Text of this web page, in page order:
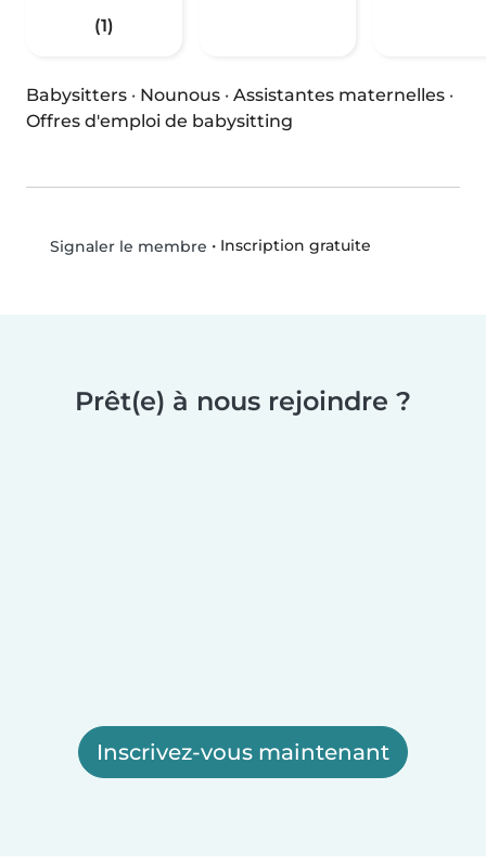
(1)
Babysitters · Nounous · Assistantes maternelles ·
Offres d'emploi de babysitting
Signaler le membre • Inscription gratuite
Prêt(e) à nous rejoindre ?
Inscrivez-vous maintenant